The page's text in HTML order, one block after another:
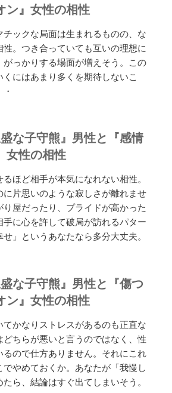
ン』女性の相性
チックな局面は生まれるものの、な
。つき合っていても互いの理想に
がっかりする場面が増えそう。この
にはあまり多くを期待しないこ
盛な子守熊』男性と『感情
女性の相性
ほど相手が本気になれない相性。
に片思いのような寂しさが離れませ
り屋だったり、プライドが高かった
手に心を許して破局が訪れるパター
」というあなたなら多分大丈夫。
盛な子守熊』男性と『傷つ
ン』女性の相性
かなりストレスがあるのも正直な
どちらが悪いと言うのではなく、性
るので仕方ありません。それにこれ
やめておくか。あなたが「我慢し
ら、結論はすぐ出てしまいそう。